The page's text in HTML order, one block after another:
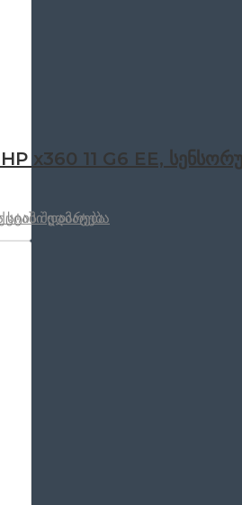
x360 11 G6 EE,
დამატება
შედარება